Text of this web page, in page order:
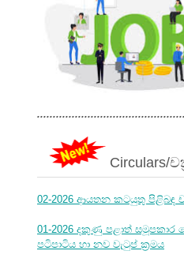
Circulars/
02-2026 ආයතන කටයුතු පිළිබඳ
01-2026 දකුණු පළාත් සමූපකාර
පටිපාටිය හා නව වැටුප් ක්‍රමය